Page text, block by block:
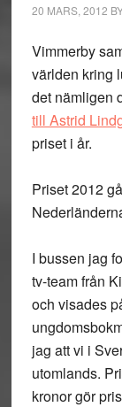
20 MARS, 2012
Vimmerby
världen kring
det nämligen
till Astrid
priset i år.
Priset 2012
I bussen jag
tv-team från
och visades
jag att vi i
utomlands.
kronor gör